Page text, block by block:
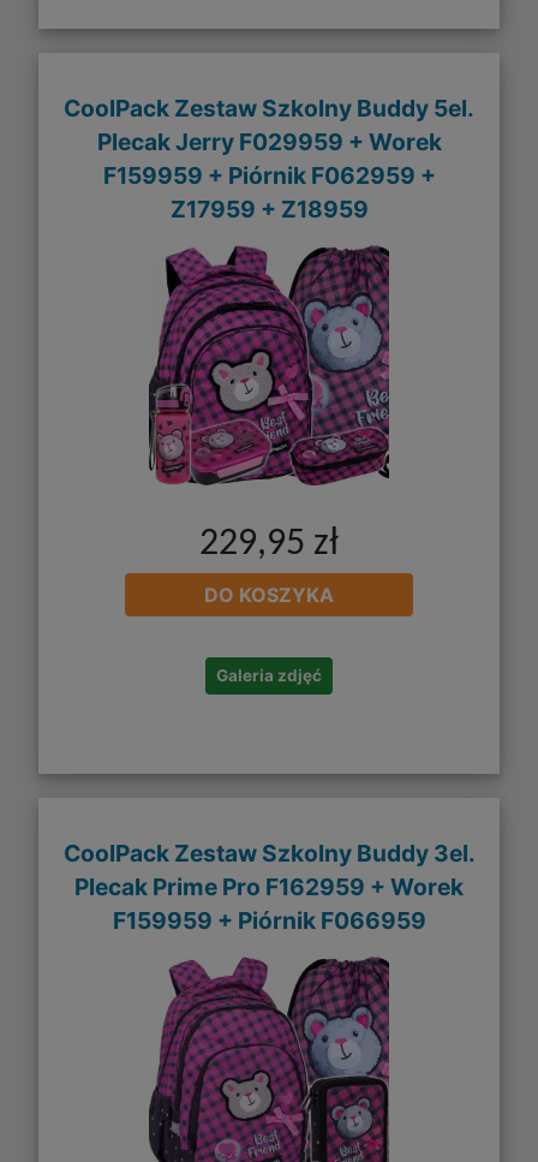
CoolPack Zestaw Szkolny Buddy 5el.
Plecak Jerry F029959 + Worek
F159959 + Piórnik F062959 +
Z17959 + Z18959
229,95 zł
DO KOSZYKA
Galeria zdjęć
CoolPack Zestaw Szkolny Buddy 3el.
Plecak Prime Pro F162959 + Worek
F159959 + Piórnik F066959